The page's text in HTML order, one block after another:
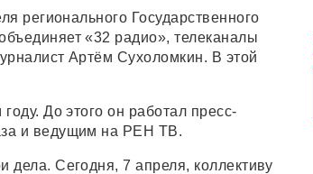
регионального Государственного
«32 радио», телеканалы
Артём Сухоломкин. В этой
До этого он работал пресс-
и ведущим на РЕН ТВ.
Сегодня, 7 апреля, коллективу